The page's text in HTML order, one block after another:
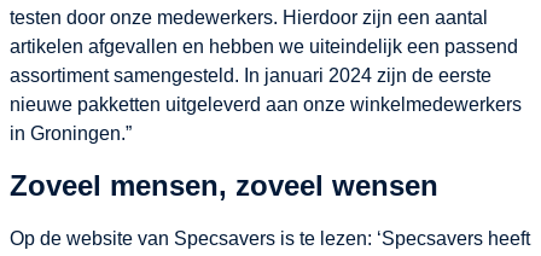
testen door onze medewerkers. Hierdoor zijn een aantal
artikelen afgevallen en hebben we uiteindelijk een passend
assortiment samengesteld. In januari 2024 zijn de eerste
nieuwe pakketten uitgeleverd aan onze winkelmedewerkers
in Groningen.”
Zoveel mensen, zoveel wensen
Op de website van Specsavers is te lezen: ‘Specsavers heeft